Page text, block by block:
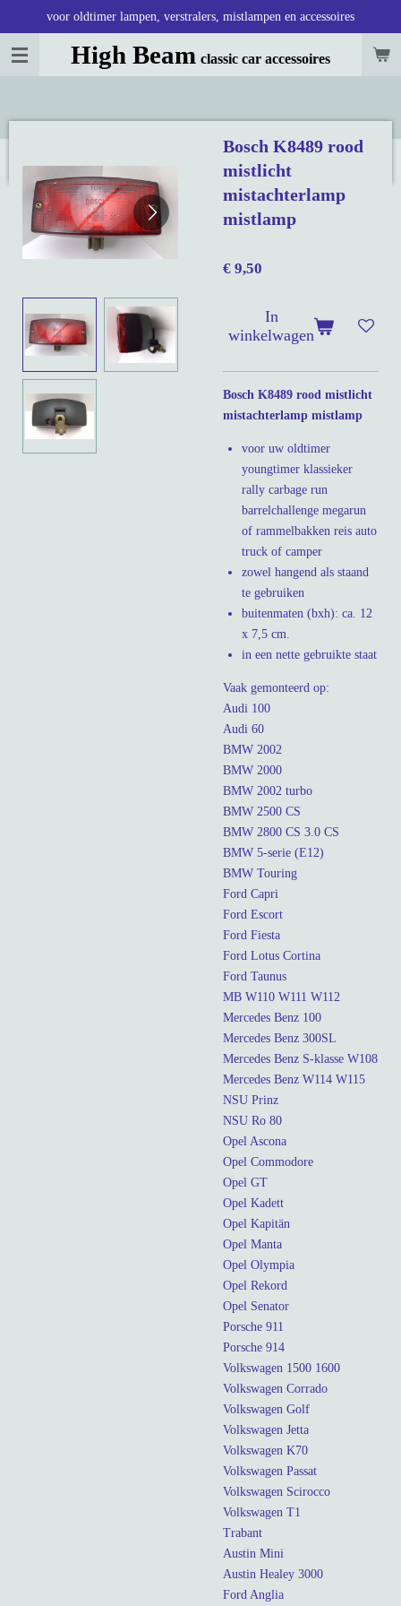
naar
High Beam classic car accessoires
voor oldtimer lampen, verstralers, mistlampen en accessoires
Bosch K8489 rood
mistlicht
mistachterlamp
mistlamp
€ 9,50
In
winkelwagen
Bosch K8489 rood mistlicht
mistachterlamp mistlamp
voor uw oldtimer
youngtimer klassieker
rally carbage run
barrelchallenge megarun
of rammelbakken reis auto
truck of camper
zowel hangend als staand
te gebruiken
buitenmaten (bxh): ca. 12
x 7,5 cm.
in een nette gebruikte staat
Vaak gemonteerd op:
Audi 100
Audi 60
BMW 2002
BMW 2000
BMW 2002 turbo
BMW 2500 CS
BMW 2800 CS 3.0 CS
BMW 5-serie (E12)
BMW Touring
Ford Capri
Ford Escort
Ford Fiesta
Ford Lotus Cortina
Ford Taunus
MB W110 W111 W112
Mercedes Benz 100
Mercedes Benz 300SL
Mercedes Benz S-klasse W108
Mercedes Benz W114 W115
NSU Prinz
NSU Ro 80
Opel Ascona
Opel Commodore
Opel GT
Opel Kadett
Opel Kapitän
Opel Manta
Opel Olympia
Opel Rekord
Opel Senator
Porsche 911
Porsche 914
Volkswagen 1500 1600
Volkswagen Corrado
Volkswagen Golf
Volkswagen Jetta
Volkswagen K70
Volkswagen Passat
Volkswagen Scirocco
Volkswagen T1
Trabant
Austin Mini
Austin Healey 3000
Ford Anglia